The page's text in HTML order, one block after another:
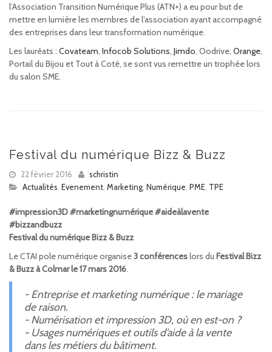
l’Association Transition Numérique Plus (ATN+) a eu pour but de
mettre en lumière les membres de l’association ayant accompagné
des entreprises dans leur transformation numérique.
Les lauréats : Covateam, Infocob Solutions, Jimdo, Oodrive, Orange,
Portail du Bijou et Tout à Coté, se sont vus remettre un trophée lors
du salon SME.
Festival du numérique Bizz & Buzz
22 février 2016
schristin
Actualités Evenement Marketing Numérique PME TPE
#impression3D #marketingnumérique #aideàlavente
#bizzandbuzz
Festival du numérique Bizz & Buzz
Le CTAI pole numérique organise3 conférenceslors du Festival Bizz
& Buzz à Colmar le 17 mars 2016.
- Entreprise et marketing numérique : le mariage
de raison.
- Numérisation et impression 3D, où en est-on ?
- Usages numériques et outils d’aide à la vente
dans les métiers du bâtiment.